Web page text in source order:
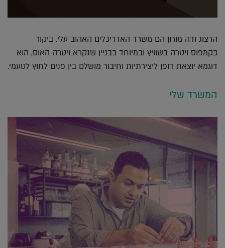
הרצוג ודה מורון הם משרד האדריכלים האהוב עלי. ביקור
בקמפוס ויטרה בשוויץ ובמיוחד בבניין שנקרא ויטרה האוס, הוא
דוגמא יוצאת דופן ליצירתיות וחיבור מושלם בין פנים לחוץ לטעמי.
המשרד שלי